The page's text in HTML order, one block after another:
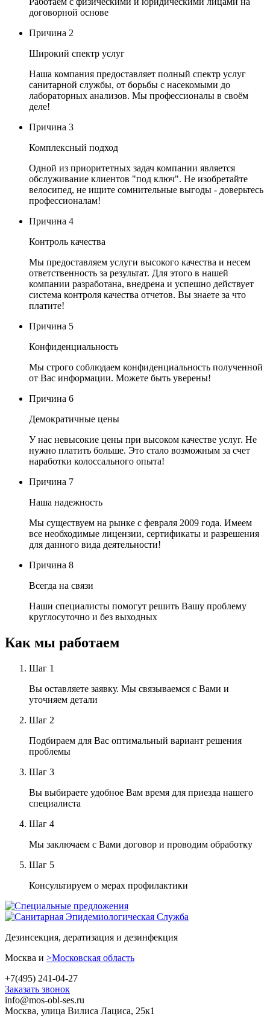
договорной основе
Причина 2
Широкий спектр услуг
Наша компания предоставляет полный спектр услуг
санитарной службы, от борьбы с насекомыми до
лабораторных анализов. Мы профессионалы в своём
деле!
Причина 3
Комплексный подход
Одной из приоритетных задач компании является
обслуживание клиентов "под ключ". Не изобретайте
велосипед, не ищите сомнительные выгоды - доверьтесь
профессионалам!
Причина 4
Контроль качества
Мы предоставляем услуги высокого качества и несем
ответственность за результат. Для этого в нашей
компании разработана, внедрена и успешно действует
система контроля качества отчетов. Вы знаете за что
платите!
Причина 5
Конфиденциальность
Мы строго соблюдаем конфиденциальность полученной
от Вас информации. Можете быть уверены!
Причина 6
Демократичные цены
У нас невысокие цены при высоком качестве услуг. Не
нужно платить больше. Это стало возможным за счет
наработки колоссального опыта!
Причина 7
Наша надежность
Мы существуем на рынке с февраля 2009 года. Имеем
все необходимые лицензии, сертификаты и разрешения
для данного вида деятельности!
Причина 8
Всегда на связи
Наши специалисты помогут решить Вашу проблему
круглосуточно и без выходных
Как мы работаем
Шаг 1
Вы оставляете заявку. Мы связываемся с Вами и
уточняем детали
Шаг 2
Подбираем для Вас оптимальный вариант решения
проблемы
Шаг 3
Вы выбираете удобное Вам время для приезда нашего
специалиста
Шаг 4
Мы заключаем с Вами договор и проводим обработку
Шаг 5
Консультируем о мерах профилактики
Дезинсекция, дератизация и дезинфекция
Москва и >Московская область
+7(495) 241-04-27
Заказать звонок
info@mos-obl-ses.ru
Москва, улица Вилиса Лациса, 25к1